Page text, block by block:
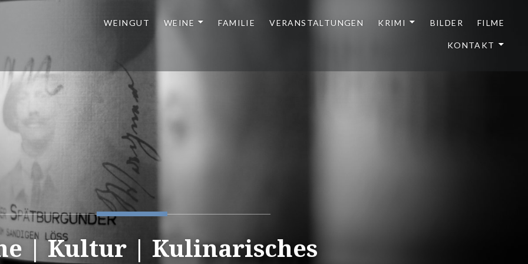
WEINGUT WEINE FAMILIE VERANSTALTUNGEN KRIMI BILDER FILME
KONTAKT
| Kultur | Kulinarisches